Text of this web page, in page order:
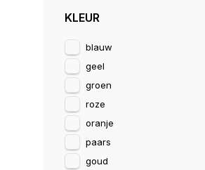
KLEUR
blauw
geel
groen
roze
oranje
paars
goud